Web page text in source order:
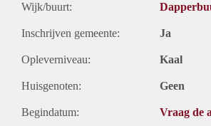
Wijk/buurt:
Inschrijven gemeente: Ja
Opleverniveau: Kaal
Huisgenoten: Geen
Begindatum: Vraag de